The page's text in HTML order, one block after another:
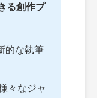
る創作プ
的な執筆
々なジャ